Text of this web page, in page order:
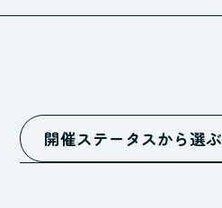
開催ステータスから選ぶ